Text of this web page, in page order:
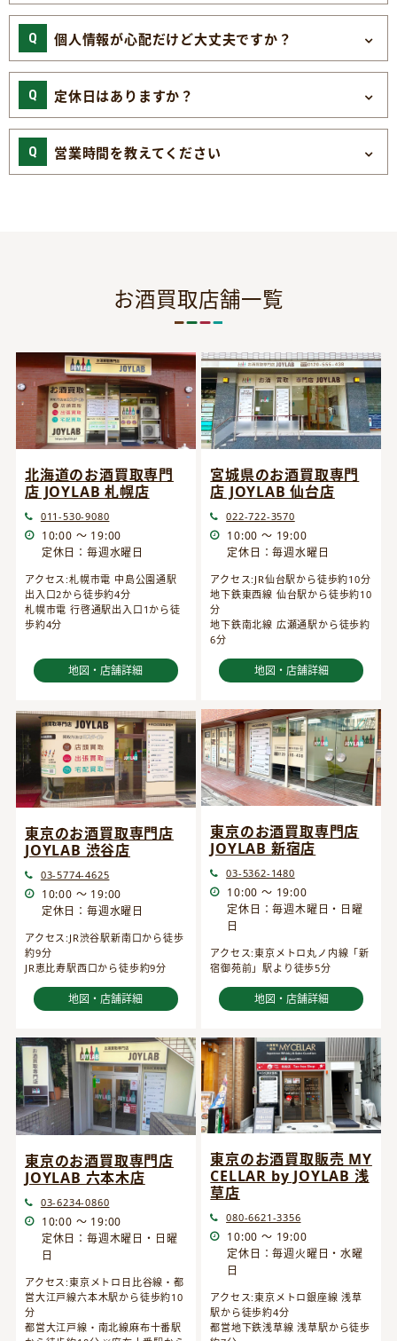
個人情報が心配だけど大丈夫ですか？
定休日はありますか？
営業時間を教えてください
お酒買取店舗一覧
北海道のお酒買取専門
店 JOYLAB 札幌店
011-530-9080
10:00 ～ 19:00
定休日：毎週水曜日
アクセス:札幌市電 中島公園通駅
出入口2から徒歩約4分
札幌市電 行啓通駅出入口1から徒
歩約4分
地図・店舗詳細
宮城県のお酒買取専門
店 JOYLAB 仙台店
022-722-3570
10:00 ～ 19:00
定休日：毎週水曜日
アクセス:JR仙台駅から徒歩約10分
地下鉄東西線 仙台駅から徒歩約10
分
地下鉄南北線 広瀬通駅から徒歩約
6分
地図・店舗詳細
東京のお酒買取専門店
JOYLAB 渋谷店
03-5774-4625
10:00 ～ 19:00
定休日：毎週水曜日
アクセス:JR渋谷駅新南口から徒歩
約9分
JR恵比寿駅西口から徒歩約9分
地図・店舗詳細
東京のお酒買取専門店
JOYLAB 新宿店
03-5362-1480
10:00 ～ 19:00
定休日：毎週木曜日・日曜
日
アクセス:東京メトロ丸ノ内線「新
宿御苑前」駅より徒歩5分
地図・店舗詳細
東京のお酒買取専門店
JOYLAB 六本木店
03-6234-0860
10:00 ～ 19:00
定休日：毎週木曜日・日曜
日
アクセス:東京メトロ日比谷線・都
営大江戸線六本木駅から徒歩約10
分
都営大江戸線・南北線麻布十番駅
東京のお酒買取販売 MY
CELLAR by JOYLAB 浅
草店
080-6621-3356
10:00 ～ 19:00
定休日：毎週火曜日・水曜
日
アクセス:東京メトロ銀座線 浅草
駅から徒歩約4分
都営地下鉄浅草線 浅草駅から徒歩